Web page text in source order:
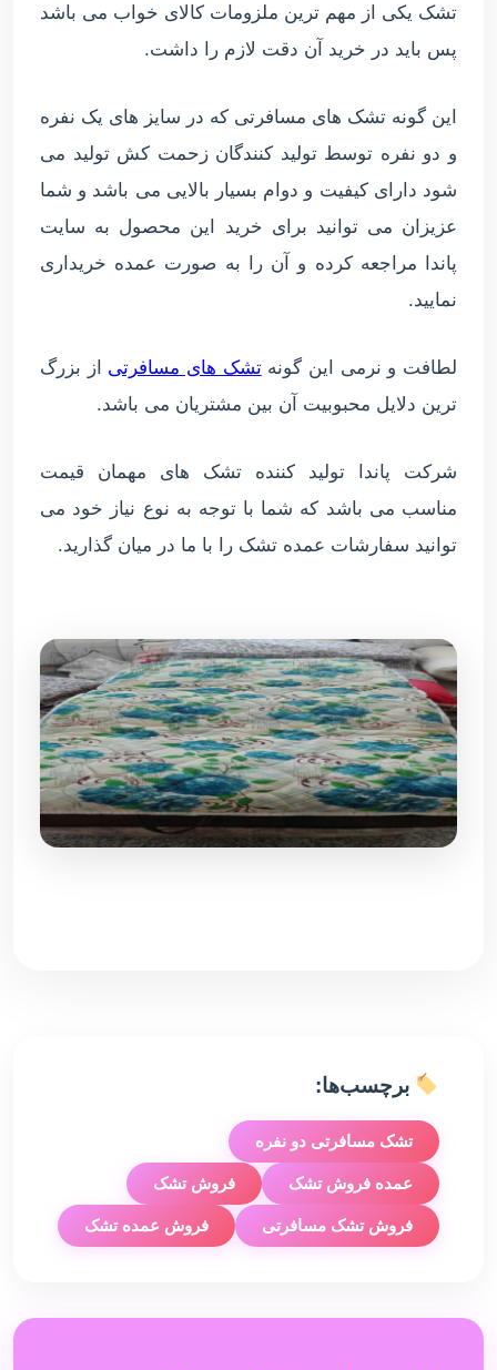
تشک یکی از مهم ترین ملزومات کالای خواب می باشد
پس باید در خرید آن دقت لازم را داشت.
این گونه تشک های مسافرتی که در سایز های یک نفره
و دو نفره توسط تولید کنندگان زحمت کش تولید می
شود دارای کیفیت و دوام بسیار بالایی می باشد و شما
عزیزان می توانید برای خرید این محصول به سایت
پاندا مراجعه کرده و آن را به صورت عمده خریداری
نمایید.
لطافت و نرمی این گونهتشک های مسافرتی از بزرگ
ترین دلایل محبوبیت آن بین مشتریان می باشد.
شرکت پاندا تولید کننده تشک های مهمان قیمت
مناسب می باشد که شما با توجه به نوع نیاز خود می
توانید سفارشات عمده تشک را با ما در میان گذارید.
برچسب‌ها:
تشک مسافرتی دو نفره
عمده فروش تشک فروش تشک
فروش تشک مسافرتی فروش عمده تشک